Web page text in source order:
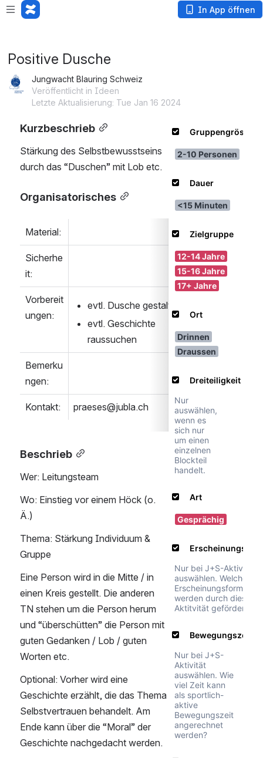
Loading app... In App öffnen
Positive Dusche
Jungwacht Blauring Schweiz
Veröffentlicht in Ideen
Letzte Aktualisierung: Tue Jan 16 2024
Kurzbeschrieb
Stärkung des Selbstbewusstseins
durch das “Duschen” mit Lob etc.
Organisatorisches
Material:
Sicherhe
it:
Vorbereit
ungen:
evtl. Dusche gestalten
evtl. Geschichte
raussuchen
Bemerku
ngen:
Kontakt: praeses@jubla.ch
Beschrieb
Wer: Leitungsteam
Wo: Einstieg vor einem Höck (o.
Ä.)
Thema: Stärkung Individuum &
Gruppe
Eine Person wird in die Mitte / in
einen Kreis gestellt. Die anderen
TN stehen um die Person herum
und “überschütten” die Person mit
guten Gedanken / Lob / guten
Worten etc.
Optional: Vorher wird eine
Geschichte erzählt, die das Thema
Selbstvertrauen behandelt. Am
Ende kann über die “Moral” der
Geschichte nachgedacht werden.